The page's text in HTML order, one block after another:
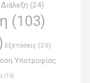
Διάλεξη (24)
(103)
Εξετάσεις (20)
Υποτροφίας
(15)